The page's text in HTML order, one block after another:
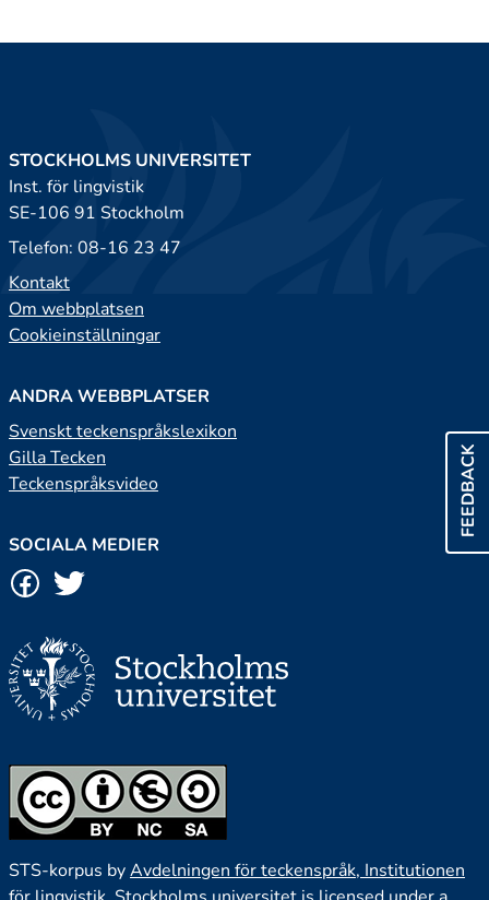
FEEDBACK
STOCKHOLMS UNIVERSITET
Inst. för lingvistik
SE-106 91 Stockholm
Telefon: 08-16 23 47
Kontakt
Om webbplatsen
Cookieinställningar
ANDRA WEBBPLATSER
Svenskt teckenspråkslexikon
Gilla Tecken
Teckenspråksvideo
SOCIALA MEDIER
STS-korpus byAvdelningen för teckenspråk, Institutionen